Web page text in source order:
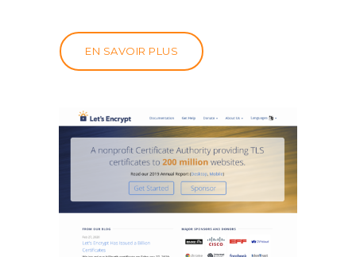
EN SAVOIR PLUS